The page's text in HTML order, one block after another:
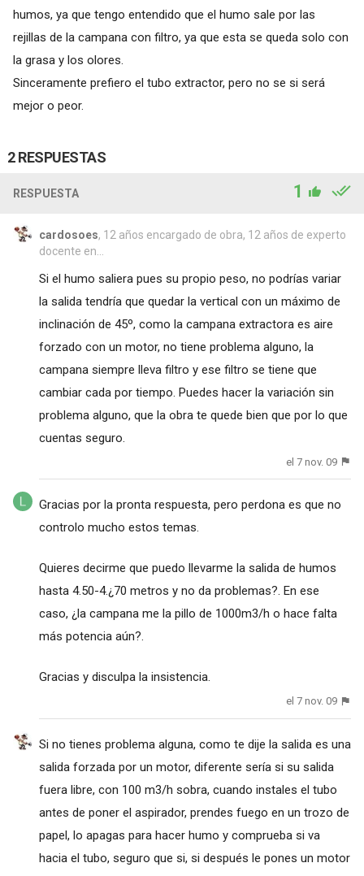
humos, ya que tengo entendido que el humo sale por las
rejillas de la campana con filtro, ya que esta se queda solo con
la grasa y los olores.
Sinceramente prefiero el tubo extractor, pero no se si será
mejor o peor.
2 RESPUESTAS
RESPUESTA 1
cardosoes, 12 años encargado de obra, 12 años de experto
docente en...
Si el humo saliera pues su propio peso, no podrías variar
la salida tendría que quedar la vertical con un máximo de
inclinación de 45º, como la campana extractora es aire
forzado con un motor, no tiene problema alguno, la
campana siempre lleva filtro y ese filtro se tiene que
cambiar cada por tiempo. Puedes hacer la variación sin
problema alguno, que la obra te quede bien que por lo que
cuentas seguro.
el 7 nov. 09
Gracias por la pronta respuesta, pero perdona es que no
controlo mucho estos temas.
Quieres decirme que puedo llevarme la salida de humos
hasta 4.50-4.¿70 metros y no da problemas?. En ese
caso, ¿la campana me la pillo de 1000m3/h o hace falta
más potencia aún?.
Gracias y disculpa la insistencia.
el 7 nov. 09
Si no tienes problema alguna, como te dije la salida es una
salida forzada por un motor, diferente sería si su salida
fuera libre, con 100 m3/h sobra, cuando instales el tubo
antes de poner el aspirador, prendes fuego en un trozo de
papel, lo apagas para hacer humo y comprueba si va
hacia el tubo, seguro que si, si después le pones un motor